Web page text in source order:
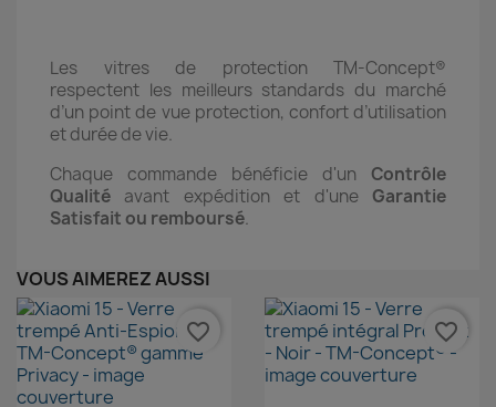
Les vitres de protection TM-Concept®
respectent les meilleurs standards du marché
d’un point de vue protection, confort d’utilisation
et durée de vie.
Chaque commande bénéficie d'un Contrôle
Qualité avant expédition et d'une Garantie
Satisfait ou remboursé.
VOUS AIMEREZ AUSSI
favorite_border favorite_border